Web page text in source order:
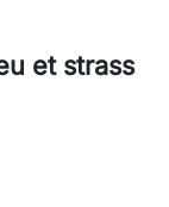
et strass